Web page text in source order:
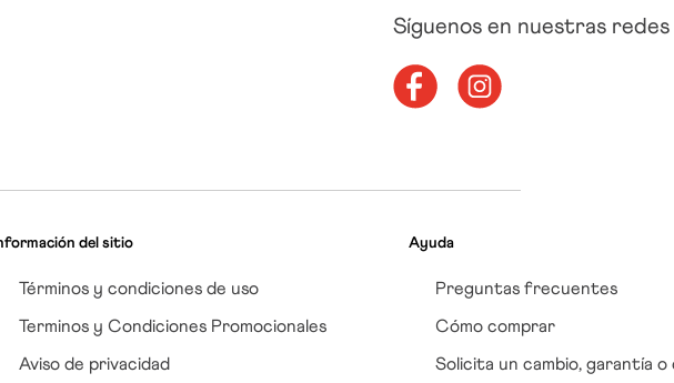
Síguenos en nuestras redes
del sitio
Términos y condiciones de uso
Terminos y Condiciones Promocionales
Aviso de privacidad
Ayuda
Preguntas frecuentes
Cómo comprar
Solicita un cambio, garantía o